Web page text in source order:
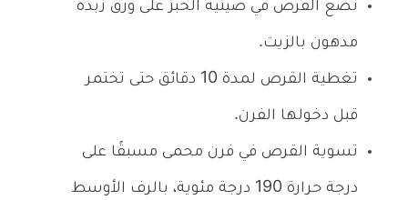
نضع القرص في صينية الخبز على ورق زبدة
مدهون بالزيت.
تغطية القرص لمدة 10 دقائق حتى تختمر
قبل دخولها الفرن.
تسوية القرص في فرن محمى مسبقًا على
درجة حرارة 190 درجة مئوية، بالرف الأوسط